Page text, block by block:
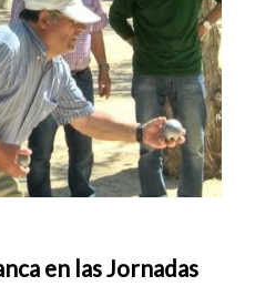
en las Jornadas